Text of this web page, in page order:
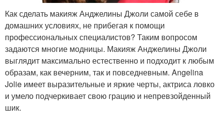
Как сделать макияж Анджелины Джоли самой себе в
домашних условиях, не прибегая к помощи
профессиональных специалистов? Таким вопросом
задаются многие модницы. Макияж Анджелины Джоли
выглядит максимально естественно и подходит к любым
образам, как вечерним, так и повседневным. Angelina
Jolie имеет выразительные и яркие черты, актриса ловко
и умело подчеркивает свою грацию и непревзойденный
шик.